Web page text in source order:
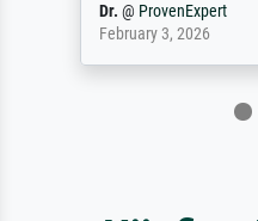
Dr. @ ProvenExpert
February 3, 2026